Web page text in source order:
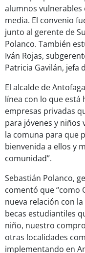
alumnos vulnerables
media. El convenio
junto al gerente de
Polanco. También
Iván Rojas,
Patricia Gavilán, jefa
El alcalde de
línea con lo que está
empresas privadas
para jóvenes y niños
la comuna para que
bienvenida a ellos y
comunidad”.
Sebastián Polanco,
comentó que “como
nueva relación con
becas estudiantiles
niño, nuestro
otras localidades
implementando en